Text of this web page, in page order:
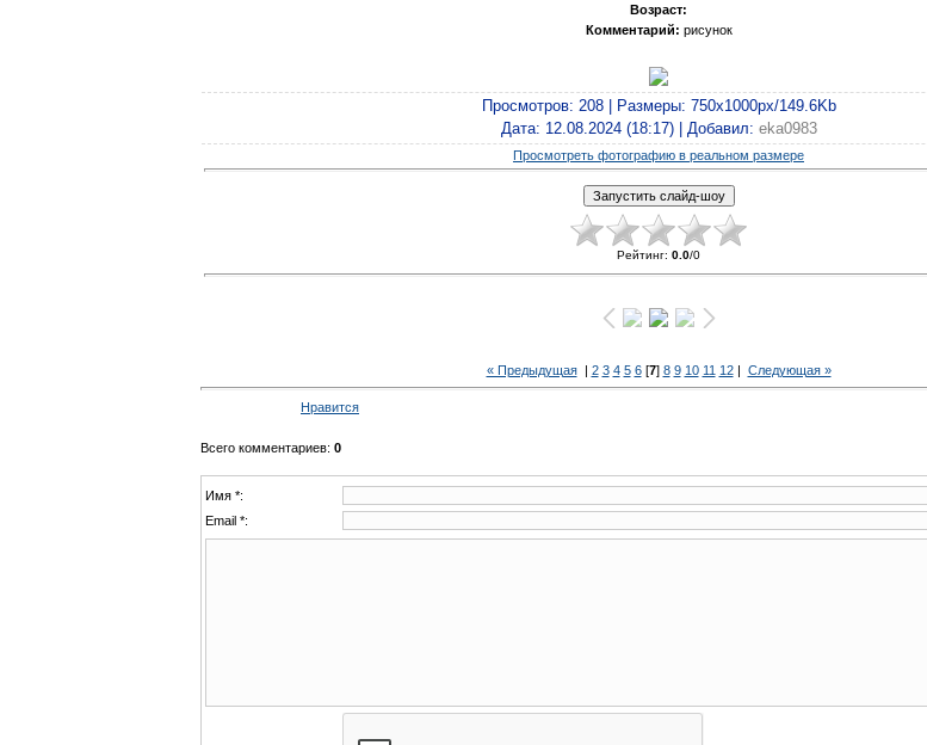
Возраст:
Комментарий: рисунок
Просмотров: 208 | Размеры: 750x1000px/149.6Kb
Дата: 12.08.2024 (18:17) | Добавил: eka0983
Просмотреть фотографию в реальном размере
Рейтинг: 0.0/0
« Предыдущая| 2 3 4 5 6[7] 8 9 10 11 12| Следующая »
Нравится
Всего комментариев: 0
Имя *:
Email *: